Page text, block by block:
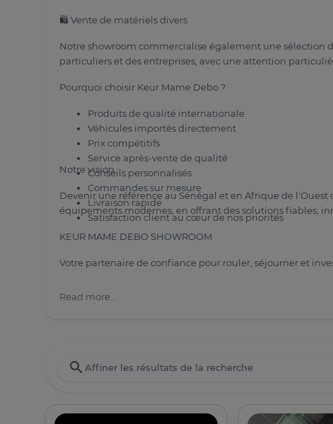
🛍 Vente de matériels divers
Notre showroom commercialise également une sélection
particuliers et des entreprises, avec une attention
Pourquoi choisir Keur Mame Debo ?
Produits de qualité internationale
Véhicules importés directement
Prix compétitifs
Service après-vente de qualité
Conseils personnalisés
Commandes sur mesure
Livraison rapide
Satisfaction client au cœur de nos priorités
Notre vision
Devenir une référence au Sénégal et en Afrique de
équipements modernes, en offrant des solutions fiables,
KEUR MAME DEBO SHOWROOM
Votre partenaire de confiance pour rouler, séjourner et
Read more...